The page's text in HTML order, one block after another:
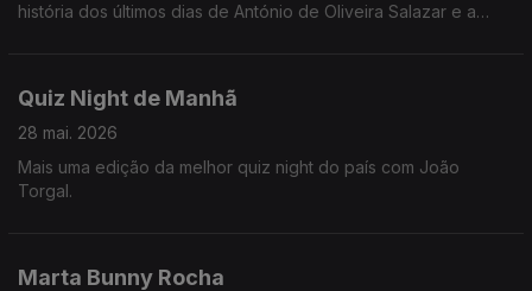
história dos últimos dias de António de Oliveira Salazar e a
Quiz Night de Manhã
28 mai. 2026
Mais uma edição da melhor quiz night do país com João
Torgal.
Marta Bunny Rocha